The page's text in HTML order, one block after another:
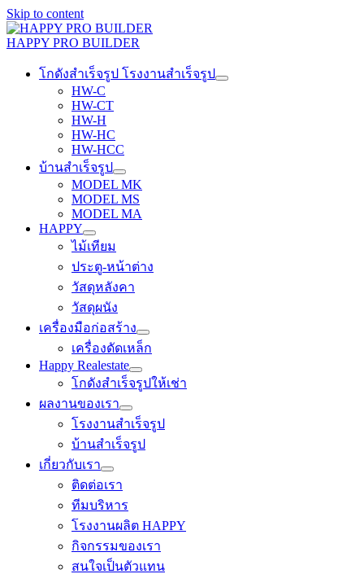
Skip to content
HAPPY PRO BUILDER
โกดังสำเร็จรูป โรงงานสำเร็จรูป
HW-C
HW-CT
HW-H
HW-HC
HW-HCC
บ้านสำเร็จรูป
MODEL MK
MODEL MS
MODEL MA
HAPPY
ไม้เทียม
ประตู-หน้าต่าง
วัสดุหลังคา
วัสดุผนัง
เครื่องมือก่อสร้าง
เครื่องดัดเหล็ก
Happy Realestate
โกดังสำเร็จรูปให้เช่า
ผลงานของเรา
โรงงานสำเร็จรูป
บ้านสำเร็จรูป
เกี่ยวกับเรา
ติดต่อเรา
ทีมบริหาร
โรงงานผลิต HAPPY
กิจกรรมของเรา
สนใจเป็นตัวแทน